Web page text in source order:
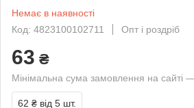
Немає в наявності
Код: 4823100102711
Опт і роздріб
63 ₴
Мінімальна сума замовлення на сайті
62 ₴ від 5 шт.